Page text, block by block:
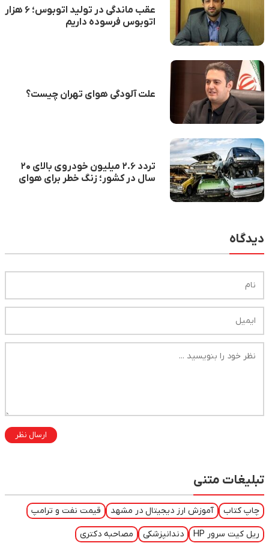
عقب ماندگی در تولید اتوبوس؛ ۶ هزار
اتوبوس فرسوده داریم
علت آلودگی هوای تهران چیست؟
تردد ۲.۶ میلیون خودروی بالای ۲۰
سال در کشور؛ زنگ خطر برای هوای
دیدگاه
ارسال نظر
تبلیغات متنی
چاپ کتاب آموزش ارز دیجیتال در مشهد قیمت نفت و ترامپ
ریل کیت سرور HP دندانپزشکی مصاحبه دکتری